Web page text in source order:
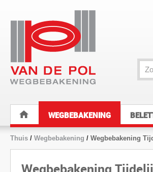
WEGBEBAKENING
Thuis / Wegbebakening / Wegbebakening
Wegbebakening